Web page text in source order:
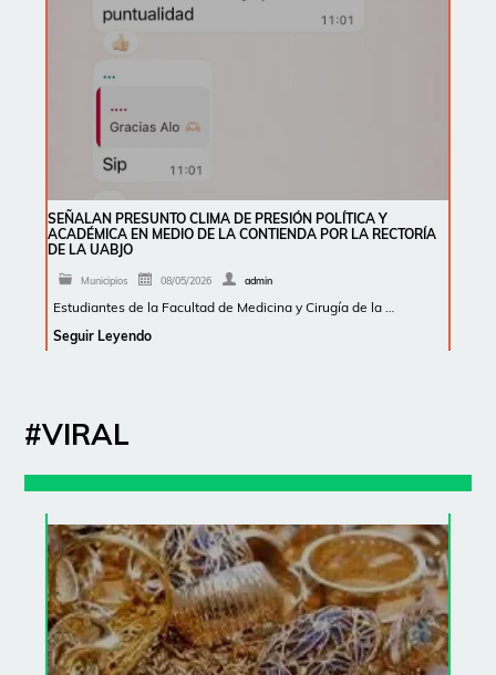
SEÑALAN PRESUNTO CLIMA DE PRESIÓN POLÍTICA Y
ACADÉMICA EN MEDIO DE LA CONTIENDA POR LA RECTORÍA
DE LA UABJO
Municipios 08/05/2026 admin
Estudiantes de la Facultad de Medicina y Cirugía de la …
Seguir Leyendo
#VIRAL